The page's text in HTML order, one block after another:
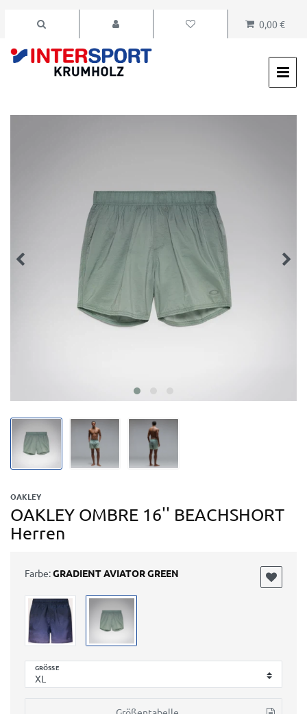
0,00 €
OAKLEY
OAKLEY OMBRE 16'' BEACHSHORT
Herren
GRÖSSE
Farbe:GRADIENT AVIATOR GREEN